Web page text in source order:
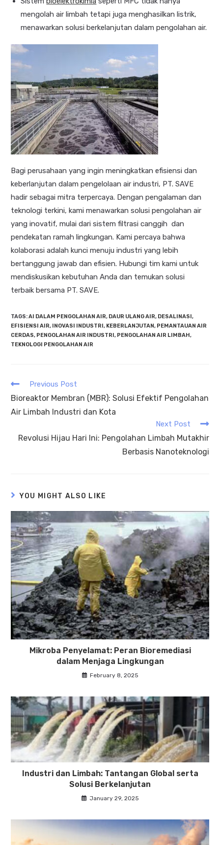
mengolah air limbah tetapi juga menghasilkan listrik,
menawarkan solusi berkelanjutan dalam pengolahan air.
Bagi perusahaan yang ingin meningkatkan efisiensi dan
keberlanjutan dalam pengelolaan air industri, PT. SAVE
hadir sebagai mitra terpercaya. Dengan pengalaman dan
teknologi terkini, kami menawarkan solusi pengolahan air
yang inovatif, mulai dari sistem filtrasi canggih dan
pendekatan ramah lingkungan. Kami percaya bahwa
kolaborasi adalah kunci menuju industri yang lebih
bertanggung jawab dan efisien. Hubungi tim kami untuk
mendiskusikan kebutuhan Anda dan temukan solusi
terbaik bersama PT. SAVE.
TAGS:AI DALAM PENGOLAHAN AIR, DAUR ULANG AIR, DESALINASI,
EFISIENSI AIR, INOVASI INDUSTRI, KEBERLANJUTAN, PEMANTAUAN AIR
CERDAS, PENGOLAHAN AIR INDUSTRI, PENGOLAHAN AIR LIMBAH,
TEKNOLOGI PENGOLAHAN AIR
Previous Post
Bioreaktor Membran (MBR): Solusi Efektif Pengolahan
Air Limbah Industri dan Kota
Next Post
Revolusi Hijau Hari Ini: Pengolahan Limbah Mutakhir
Berbasis Nanoteknologi
YOU MIGHT ALSO LIKE
Mikroba Penyelamat: Peran Bioremediasi
dalam Menjaga Lingkungan
February 8, 2025
Industri dan Limbah: Tantangan Global serta
Solusi Berkelanjutan
January 29, 2025